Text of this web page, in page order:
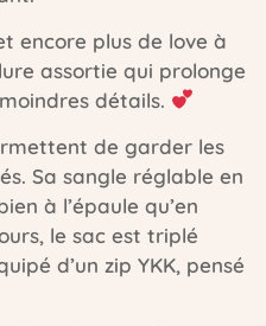
encore plus de love à
assortie qui prolonge
détails.
de garder les
Sa sangle réglable en
à l’épaule qu’en
le sac est triplé
d’un zip YKK, pensé